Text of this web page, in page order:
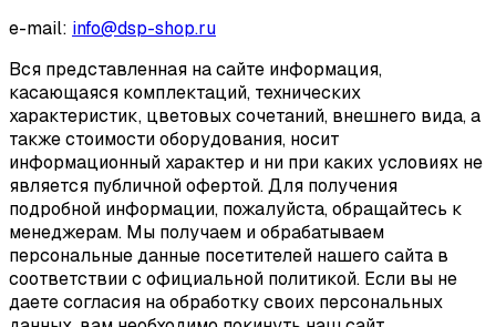
e-mail: info@dsp-shop.ru
Вся представленная на сайте информация,
касающаяся комплектаций, технических
характеристик, цветовых сочетаний, внешнего вида, а
также стоимости оборудования, носит
информационный характер и ни при каких условиях не
является публичной офертой. Для получения
подробной информации, пожалуйста, обращайтесь к
менеджерам. Мы получаем и обрабатываем
персональные данные посетителей нашего сайта в
соответствии с официальной политикой. Если вы не
даете согласия на обработку своих персональных